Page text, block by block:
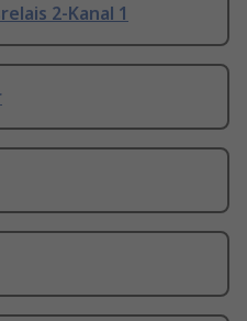
2-Kanal 1